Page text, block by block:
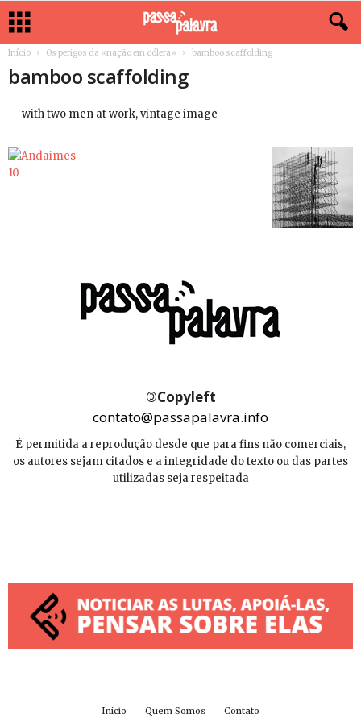
Início Os perigos da «nação em cólera» bamboo scaffolding
bamboo scaffolding
— with two men at work, vintage image
©Copyleft
contato@passapalavra.info
É permitida a reprodução desde que para fins não comerciais,
os autores sejam citados e a integridade do texto ou das partes
utilizadas seja respeitada
Início Quem Somos Contato